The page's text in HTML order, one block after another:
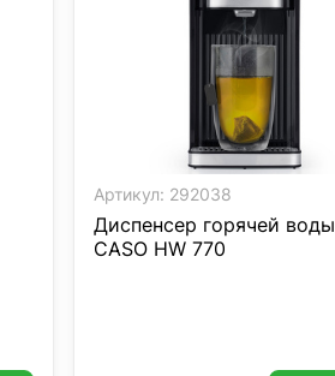
Артикул: 292038
Диспенсер горячей воды
CASO HW 770